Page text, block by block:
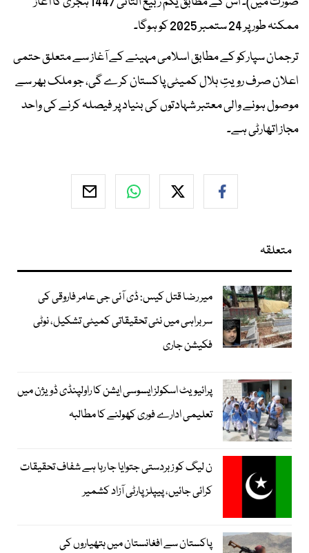
ممکنہ طور پر 24 ستمبر 2025 کو ہوگا۔
ترجمان سپارکو کے مطابق اسلامی مہینے کے آغاز سے متعلق حتمی
اعلان صرف رویتِ ہلال کمیٹی پاکستان کرے گی، جو ملک بھر سے
موصول ہونے والی معتبر شہادتوں کی بنیاد پر فیصلہ کرنے کی واحد
مجاز اتھارٹی ہے۔
متعلقہ
میر رضا قتل کیس: ڈی آئی جی عامر فاروقی کی
سربراہی میں نئی تحقیقاتی کمیٹی تشکیل، نوٹی
فکیشن جاری
پرائیویٹ اسکولز ایسوسی ایشن کا راولپنڈی ڈویژن میں
تعلیمی ادارے فوری کھولنے کا مطالبہ
ن لیگ کو زبردستی جتوایا جا رہا ہے شفاف تحقیقات
کرائی جائیں، پیپلز پارٹی آزاد کشمیر
پاکستان سے افغانستان میں ہتھیاروں کی